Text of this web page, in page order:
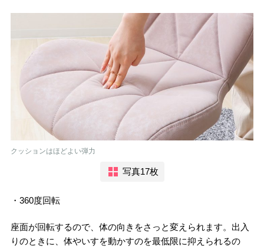
クッションはほどよい弾力
写真17枚
・360度回転
座面が回転するので、体の向きをさっと変えられます。出入
りのときに、体やいすを動かすのを最低限に抑えられるの